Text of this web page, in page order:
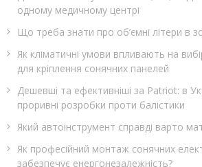
одному медичному центрі
Що треба знати про об’ємні літери в
Як кліматичні умови впливають на
для кріплення сонячних панелей
Дешевші та ефективніші за Patriot: в
проривні розробки проти балістики
Який автоінструмент справді варто
Як професійний монтаж сонячних
забезпечує енергонезалежність?